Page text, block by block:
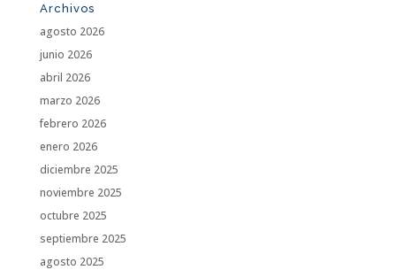
Archivos
agosto 2026
junio 2026
abril 2026
marzo 2026
febrero 2026
enero 2026
diciembre 2025
noviembre 2025
octubre 2025
septiembre 2025
agosto 2025